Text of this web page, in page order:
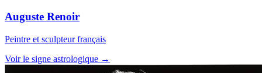
Auguste Renoir
Peintre et sculpteur français
Voir le signe astrologique →